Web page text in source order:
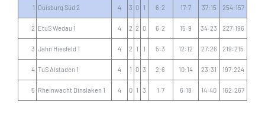
1 Duisburg Süd 2 4 3 0 1 6:2 17:7 37:15 254:157
2 EtuS Wedau 1 4 2 2 0 6:2 15:9 34:23 227:196
3 Jahn Hiesfeld 1 4 2 1 1 5:3 12:12 27:26 219:215
4 TuS Alstaden 1 4 1 0 3 2:6 10:14 23:31 197:224
5 Rheinwacht Dinslaken 1 4 0 1 3 1:7 6:18 14:40 162:267